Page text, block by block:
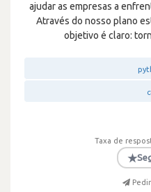
ajudar as empresas a
Através do nosso plano
objetivo é claro:
Taxa de
★